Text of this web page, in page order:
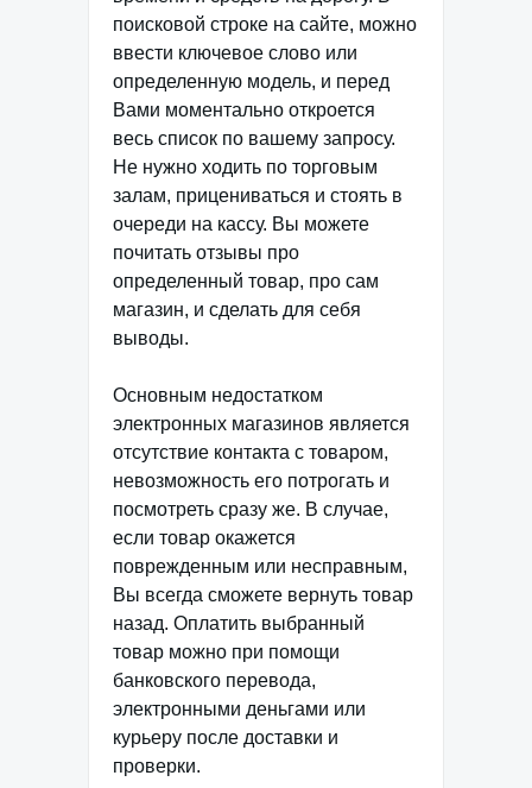
поисковой строке на сайте, можно
ввести ключевое слово или
определенную модель, и перед
Вами моментально откроется
весь список по вашему запросу.
Не нужно ходить по торговым
залам, прицениваться и стоять в
очереди на кассу. Вы можете
почитать отзывы про
определенный товар, про сам
магазин, и сделать для себя
выводы.
Основным недостатком
электронных магазинов является
отсутствие контакта с товаром,
невозможность его потрогать и
посмотреть сразу же. В случае,
если товар окажется
поврежденным или несправным,
Вы всегда сможете вернуть товар
назад. Оплатить выбранный
товар можно при помощи
банковского перевода,
электронными деньгами или
курьеру после доставки и
проверки.